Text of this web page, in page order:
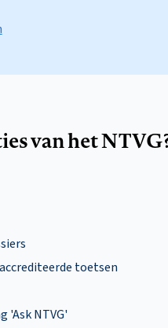
van het
toetsen
'Ask NTVG'